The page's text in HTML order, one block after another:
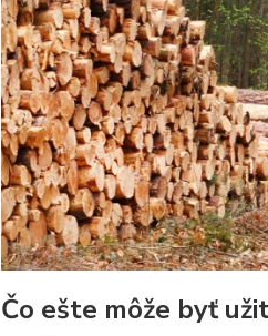
Čo ešte môže byť